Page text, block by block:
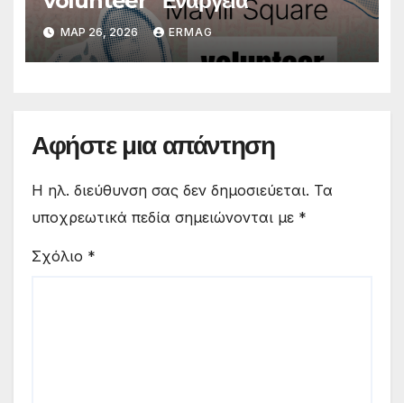
ΜΑΡ 26, 2026 ERMAG
Αφήστε μια απάντηση
Η ηλ. διεύθυνση σας δεν δημοσιεύεται. Τα
υποχρεωτικά πεδία σημειώνονται με *
Σχόλιο *